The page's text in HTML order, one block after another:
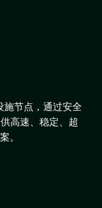
施节点，通过安全
高速、稳定、超
。